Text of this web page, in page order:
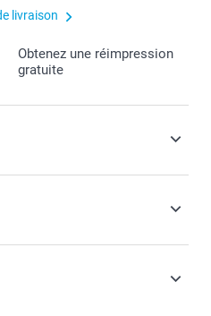
livraison
Obtenez une réimpression
gratuite
TVA incluse et hors frais de